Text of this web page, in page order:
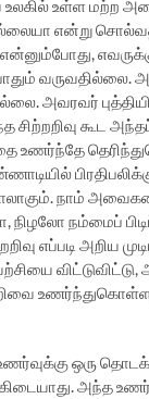
உலகில் உள்ள மற்ற
என்று
வருவதில்லை.
அவரவர்
கூட அந்தப்
உணர்ந்தே
நாம்
நம்மைப்
எப்படி அறிய
விட்டுவிட்டு,
உணர்ந்துகொள்ள
ஒரு
அந்த